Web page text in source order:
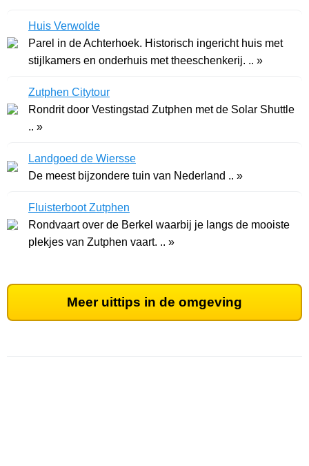
Huis Verwolde
Parel in de Achterhoek. Historisch ingericht huis met
stijlkamers en onderhuis met theeschenkerij. .. »
Zutphen Citytour
Rondrit door Vestingstad Zutphen met de Solar Shuttle
.. »
Landgoed de Wiersse
De meest bijzondere tuin van Nederland .. »
Fluisterboot Zutphen
Rondvaart over de Berkel waarbij je langs de mooiste
plekjes van Zutphen vaart. .. »
Meer uittips in de omgeving